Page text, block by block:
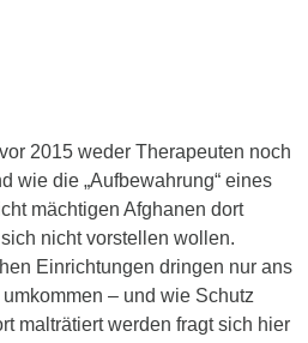
2015 weder Therapeuten noch
wie die „Aufbewahrung“ eines
mächtigen Afghanen dort
nicht vorstellen wollen.
Einrichtungen dringen nur ans
– und wie Schutz
malträtiert werden fragt sich hier